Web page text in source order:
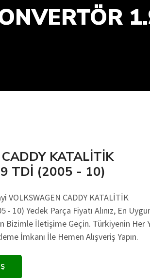
KATALİTİK
TDİ (2005 - 10)
VOLKSWAGEN CADDY KATALİTİK
- 10) Yedek Parça Fiyatı Alınız, En
Bizimle İletişime Geçin. Türkiyenin Her
İmkanı İle Hemen Alışveriş Yapın.